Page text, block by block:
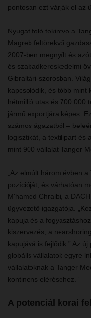
pontosan ezt várják el az
Nyugat felé tekintve a
Magreb feltörekvő
2007-ben megnyílt és
és szabadkereskedelmi
Gibraltári-szorosban.
kapcsolódik, és több mint
hétmillió utas és 700 000
jármű exportjára képes.
számos ágazatból –
logisztikát, a textilipart és
mint 900 vállalat Tanger
„Az elmúlt három évben
pozícióját, és várhatóan
M'hamed Chraibi, a
ügyvezető igazgatója.
kapuja és a
kiszervezés, a
kapujává is fejlődik.” Az
globális vállalatok egyre
vállalatoknak a Tanger
kontinens eléréséhez.”
A potenciál korai